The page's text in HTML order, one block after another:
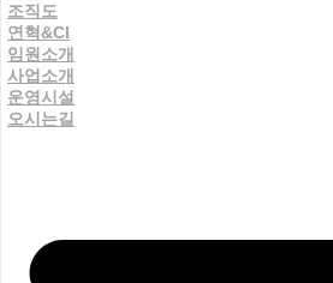
조직도
연혁&CI
임원소개
사업소개
운영시설
오시는길